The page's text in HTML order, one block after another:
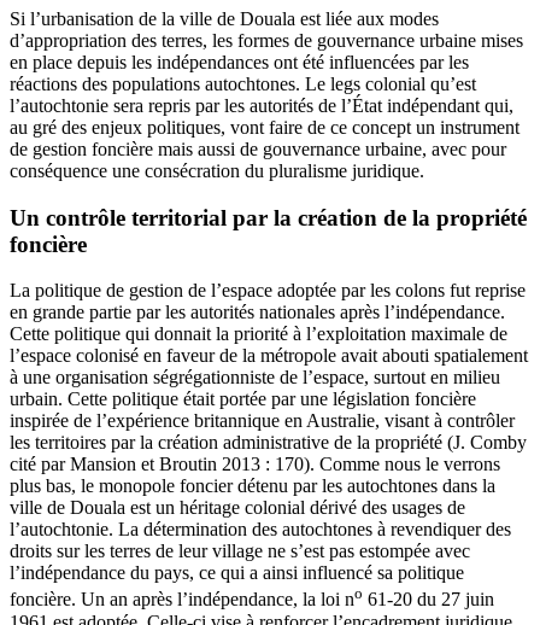
Si l’urbanisation de la ville de Douala est liée aux modes
d’appropriation des terres, les formes de gouvernance urbaine mises
en place depuis les indépendances ont été influencées par les
réactions des populations autochtones. Le legs colonial qu’est
l’autochtonie sera repris par les autorités de l’État indépendant qui,
au gré des enjeux politiques, vont faire de ce concept un instrument
de gestion foncière mais aussi de gouvernance urbaine, avec pour
conséquence une consécration du pluralisme juridique.
Un contrôle territorial par la création de la propriété
foncière
La politique de gestion de l’espace adoptée par les colons fut reprise
en grande partie par les autorités nationales après l’indépendance.
Cette politique qui donnait la priorité à l’exploitation maximale de
l’espace colonisé en faveur de la métropole avait abouti spatialement
à une organisation ségrégationniste de l’espace, surtout en milieu
urbain. Cette politique était portée par une législation foncière
inspirée de l’expérience britannique en Australie, visant à contrôler
les territoires par la création administrative de la propriété (J. Comby
cité par Mansion et Broutin 2013 : 170). Comme nous le verrons
plus bas, le monopole foncier détenu par les autochtones dans la
ville de Douala est un héritage colonial dérivé des usages de
l’autochtonie. La détermination des autochtones à revendiquer des
droits sur les terres de leur village ne s’est pas estompée avec
l’indépendance du pays, ce qui a ainsi influencé sa politique
foncière. Un an après l’indépendance, la loi no 61-20 du 27 juin